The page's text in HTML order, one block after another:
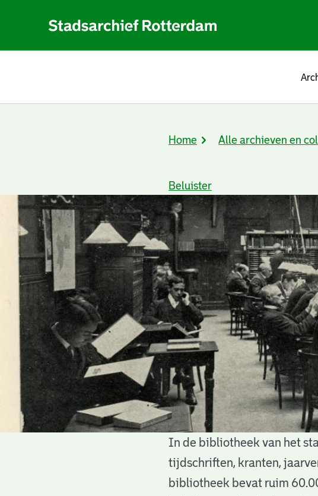
Kruimelpad
Home Alle archieven en
Beluister
In de bibliotheek van het
tijdschriften, kranten,
bibliotheek bevat ruim